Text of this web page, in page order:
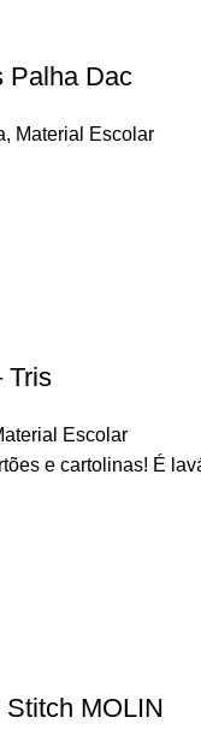
Palha Dac
, Material Escolar
Tris
Escolar
e cartolinas! É
MOLIN